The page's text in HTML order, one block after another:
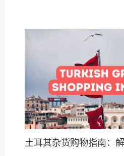
土耳其杂货购物指南：